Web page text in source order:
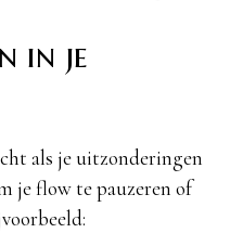
in je
als je uitzonderingen
je flow te pauzeren of